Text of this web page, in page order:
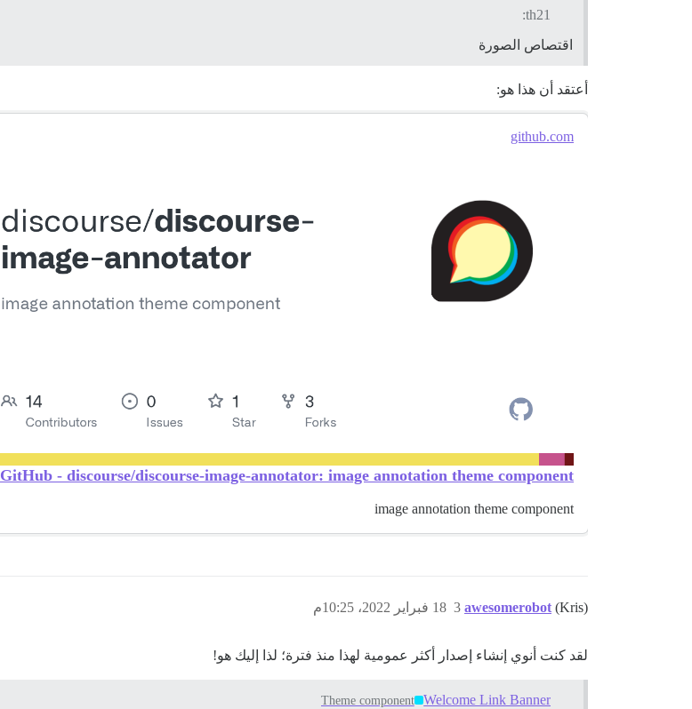
th21:
اقتصاص الصورة
أعتقد أن هذا هو:
github.com
GitHub - discourse/discourse-image-annotator: image annotation theme component
image annotation theme component
awesomerobot (Kris) 18 فبراير 2022، 10:25م 3
لقد كنت أنوي إنشاء إصدار أكثر عمومية لهذا منذ فترة؛ لذا إليك هو!
Welcome Link Banner
Theme component